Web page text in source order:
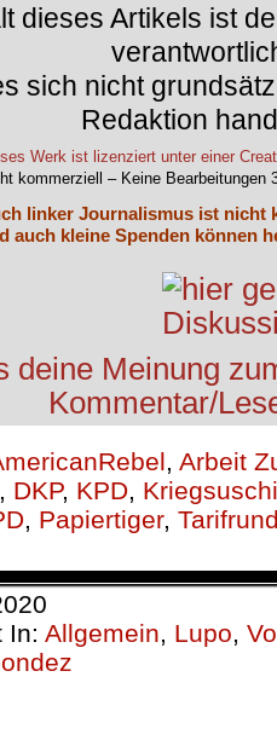
dieses Artikels ist
sich nicht
Redaktion
Werk ist lizenziert unter einer
kommerziell – Keine Bearbeitungen
linker Journalismus ist nicht
auch kleine Spenden können
, Arbeit
, DKP, KPD, Kriegsuschi
, Papiertiger,
In: Allgemein, Lupo,